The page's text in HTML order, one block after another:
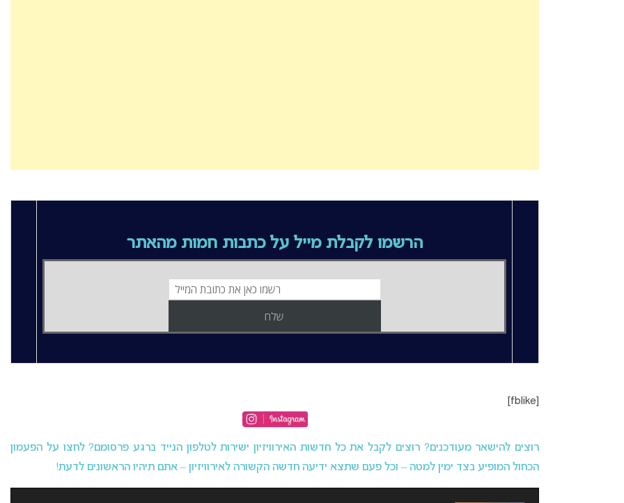
הרשמו לקבלת מייל על כתבות חמות מהאתר
[fblike]
רוצים להישאר מעודכנים? רוצים לקבל את כל חדשות האירוויזיון ישירות לטלפון הנייד ברגע פרסומם? לחצו על הפעמון
הכחול המופיע בצד ימין למטה – וכל פעם שתצא ידיעה חדשה הקשורה לאירוויזיון – אתם תיהיו הראשונים לדעת!